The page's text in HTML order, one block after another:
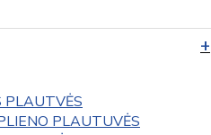
PLAUTVĖS
PLAUTUVĖS